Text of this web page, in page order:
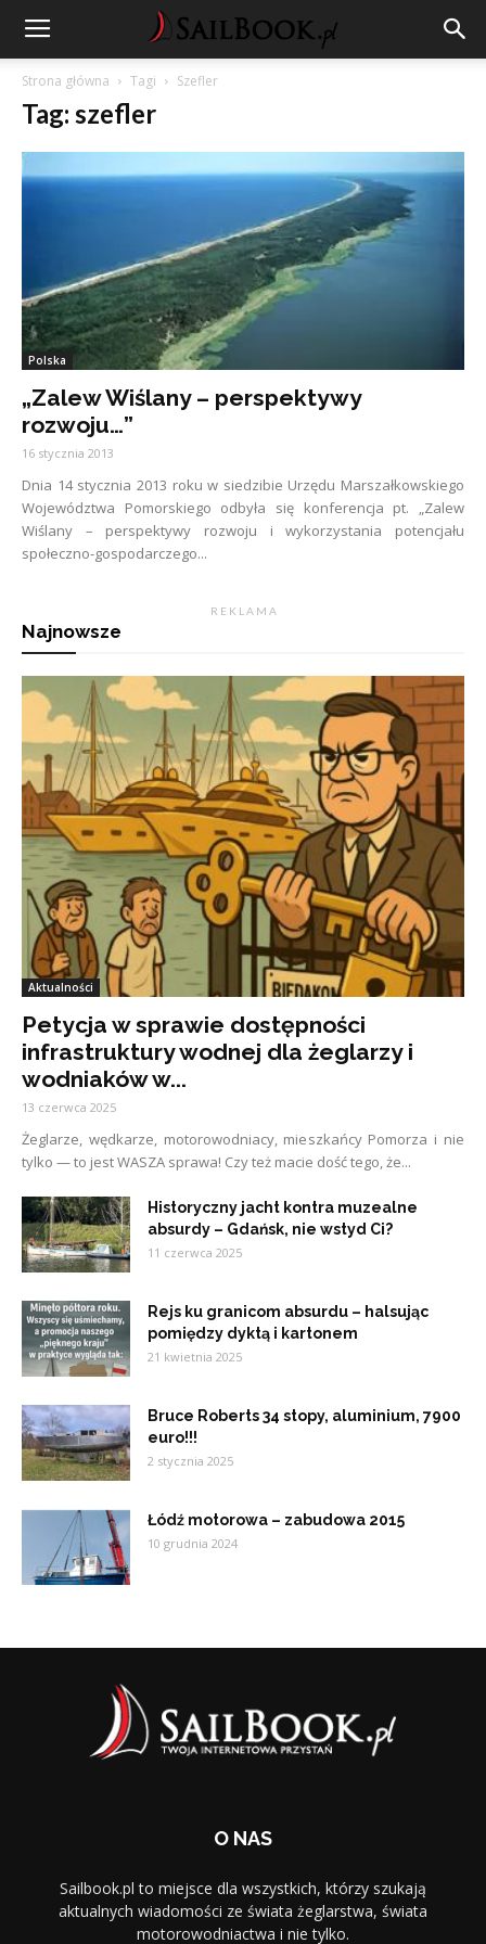
Strona główna Tagi Szefler
Tag: szefler
Polska
„Zalew Wiślany – perspektywy
rozwoju…”
16 stycznia 2013
Dnia 14 stycznia 2013 roku w siedzibie Urzędu Marszałkowskiego
Województwa Pomorskiego odbyła się konferencja pt. „Zalew
Wiślany – perspektywy rozwoju i wykorzystania potencjału
społeczno-gospodarczego...
R E K L A M A
Najnowsze
Aktualności
Petycja w sprawie dostępności
infrastruktury wodnej dla żeglarzy i
wodniaków w...
13 czerwca 2025
Żeglarze, wędkarze, motorowodniacy, mieszkańcy Pomorza i nie
tylko — to jest WASZA sprawa! Czy też macie dość tego, że...
Historyczny jacht kontra muzealne
absurdy – Gdańsk, nie wstyd Ci?
11 czerwca 2025
Rejs ku granicom absurdu – halsując
pomiędzy dyktą i kartonem
21 kwietnia 2025
Bruce Roberts 34 stopy, aluminium, 7900
euro!!!
2 stycznia 2025
Łódź motorowa – zabudowa 2015
10 grudnia 2024
O NAS
Sailbook.pl to miejsce dla wszystkich, którzy szukają
aktualnych wiadomości ze świata żeglarstwa, świata
motorowodniactwa i nie tylko.